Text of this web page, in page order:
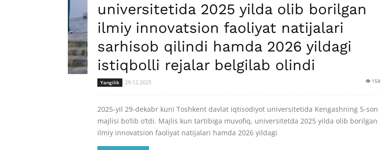
universitetida 2025 yilda olib borilgan
ilmiy innovatsion faoliyat natijalari
sarhisob qilindi hamda 2026 yildagi
istiqbolli rejalar belgilab olindi
Yangilik 29.12.2025 👁 158
2025-yil 29-dekabr kuni Toshkent davlat iqtisodiyot universitetida Kengashning 5-son
majlisi bo‘lib o‘tdi. Majlis kun tartibiga muvofiq, universitetda 2025 yilda olib borilgan
ilmiy innovatsion faoliyat natijalari hamda 2026 yildagi